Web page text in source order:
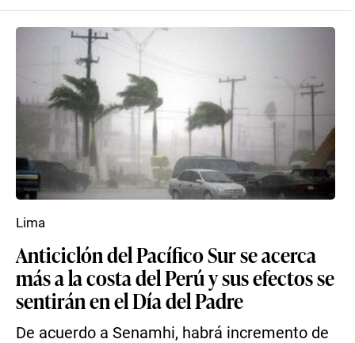
Anticiclón del Pacífico Sur se acerca
más a la costa del Perú y sus efectos se
sentirán en el Día del Padre
De acuerdo a Senamhi, habrá incremento de
Lima